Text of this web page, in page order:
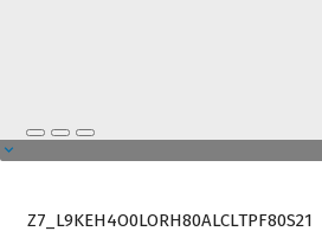
Z7_L9KEH4O0LORH80ALCLTPF80S21